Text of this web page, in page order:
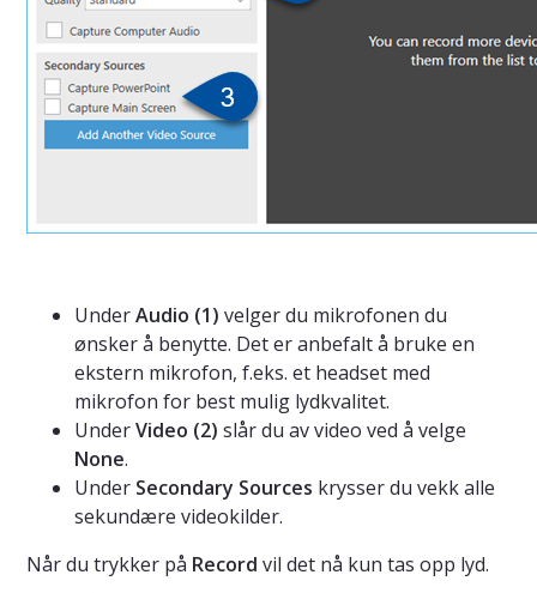
UnderAudio (1) velger du mikrofonen du
ønsker å benytte. Det er anbefalt å bruke en
ekstern mikrofon, f.eks. et headset med
mikrofon for best mulig lydkvalitet.
UnderVideo (2) slår du av video ved å velge
None.
Under Secondary Sources krysser du vekk alle
sekundære videokilder.
Når du trykker på Record vil det nå kun tas opp lyd.